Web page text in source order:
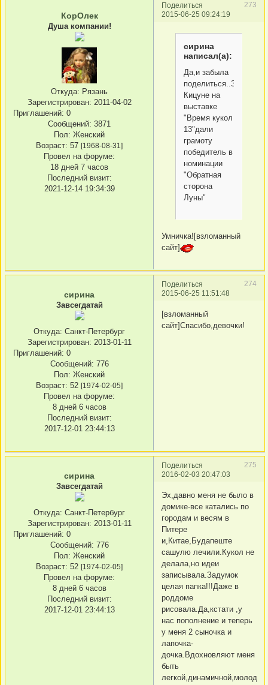
Поделиться
273
2015-06-25 09:24:19
КорОлек
Душа компании!
Откуда: Рязань
Зарегистрирован: 2011-04-02
Приглашений: 0
Сообщений: 3871
Пол: Женский
Возраст: 57 [1968-08-31]
Провел на форуме:
18 дней 7 часов
Последний визит:
2021-12-14 19:34:39
сирина
написал(а):
Да,и забыла
поделиться..За
Кицуне на
выставке
"Время кукол
13"дали
грамоту
победитель в
номинации
"Обратная
сторона
Луны"
Умничка![взломанный
сайт]
Поделиться
274
2015-06-25 11:51:48
сирина
Завсегдатай
Откуда: Санкт-Петербург
Зарегистрирован: 2013-01-11
Приглашений: 0
Сообщений: 776
Пол: Женский
Возраст: 52 [1974-02-05]
Провел на форуме:
8 дней 6 часов
Последний визит:
2017-12-01 23:44:13
[взломанный
сайт]Спасибо,девочки!
Поделиться
275
2016-02-03 20:47:03
сирина
Завсегдатай
Откуда: Санкт-Петербург
Зарегистрирован: 2013-01-11
Приглашений: 0
Сообщений: 776
Пол: Женский
Возраст: 52 [1974-02-05]
Провел на форуме:
8 дней 6 часов
Последний визит:
2017-12-01 23:44:13
Эх,давно меня не было в
домике-все катались по
городам и весям в
Питере
и,Китае,Будапеште
сашулю лечили.Кукол не
делала,но идеи
записывала.Задумок
целая папка!!!Даже в
роддоме
рисовала.Да,кстати ,у
нас пополнение и теперь
у меня 2 сыночка и
лапочка-
дочка.Вдохновляют меня
быть